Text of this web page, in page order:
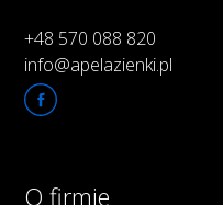
+48 570 088 820
info@apelazienki.pl
O firmie